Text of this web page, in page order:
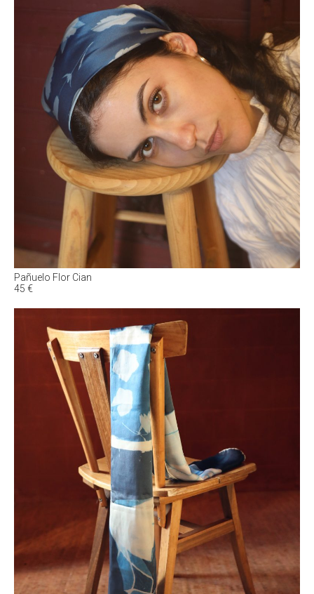
Pañuelo Flor Cian
45 €